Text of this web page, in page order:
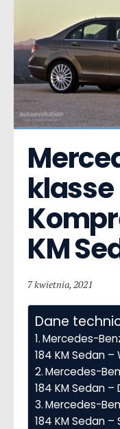
klasse
KM
7 kwietnia, 2021
Dane
Mercedes-
184 KM Sedan
Mercedes-
184 KM Sedan
Mercedes-
184 KM Sedan